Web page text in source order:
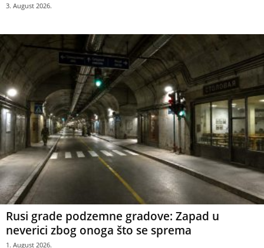
3. August 2026.
Rusi grade podzemne gradove: Zapad u
neverici zbog onoga što se sprema
1. August 2026.